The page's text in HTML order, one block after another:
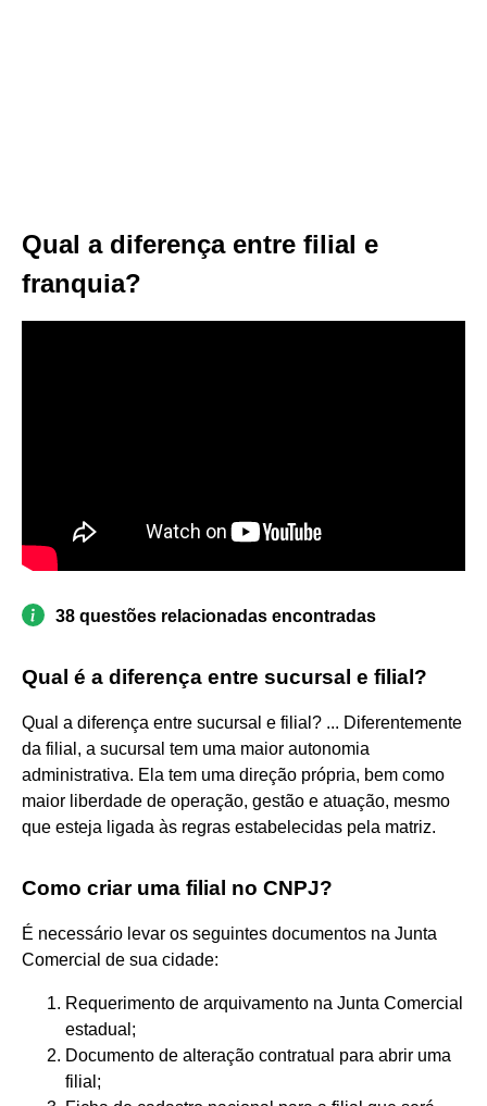
Qual a diferença entre filial e
franquia?
38 questões relacionadas encontradas
Qual é a diferença entre sucursal e filial?
Qual a diferença entre sucursal e filial? ... Diferentemente
da filial, a sucursal tem uma maior autonomia
administrativa. Ela tem uma direção própria, bem como
maior liberdade de operação, gestão e atuação, mesmo
que esteja ligada às regras estabelecidas pela matriz.
Como criar uma filial no CNPJ?
É necessário levar os seguintes documentos na Junta
Comercial de sua cidade:
Requerimento de arquivamento na Junta Comercial
estadual;
Documento de alteração contratual para abrir uma
filial;